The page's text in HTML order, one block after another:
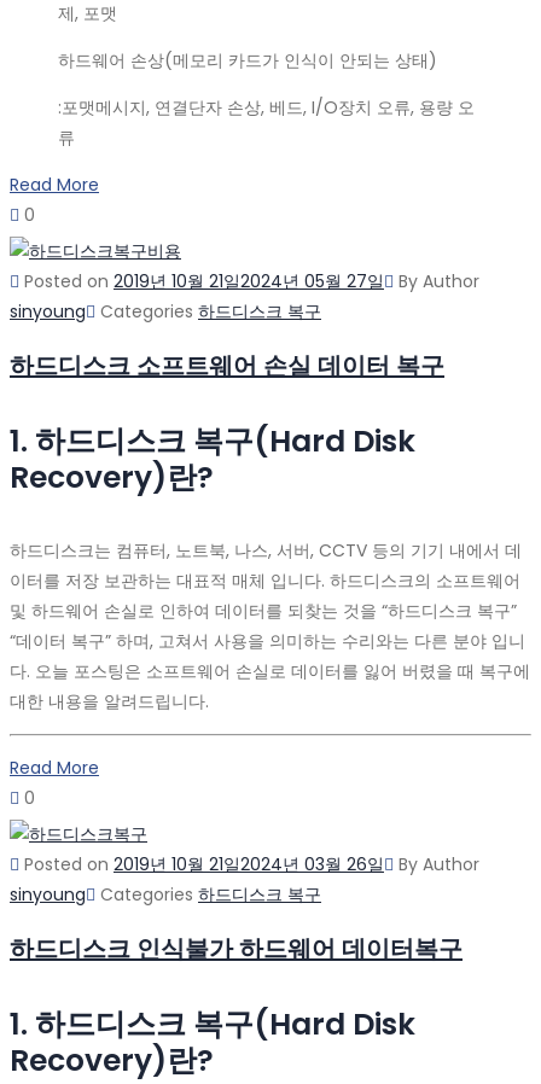
제, 포맷
하드웨어 손상(메모리 카드가 인식이 안되는 상태)
:포맷메시지, 연결단자 손상, 베드, I/O장치 오류, 용량 오
류
Read More
0
Posted on 2019년 10월 21일2024년 05월 27일 By Author
sinyoung
Categories 하드디스크 복구
하드디스크 소프트웨어 손실 데이터 복구
1. 하드디스크 복구(Hard Disk
Recovery)란?
하드디스크는 컴퓨터, 노트북, 나스, 서버, CCTV 등의 기기 내에서 데
이터를 저장 보관하는 대표적 매체 입니다. 하드디스크의 소프트웨어
및 하드웨어 손실로 인하여 데이터를 되찾는 것을 “하드디스크 복구”
“데이터 복구” 하며, 고쳐서 사용을 의미하는 수리와는 다른 분야 입니
다. 오늘 포스팅은 소프트웨어 손실로 데이터를 잃어 버렸을 때 복구에
대한 내용을 알려드립니다.
Read More
0
Posted on 2019년 10월 21일2024년 03월 26일 By Author
sinyoung
Categories 하드디스크 복구
하드디스크 인식불가 하드웨어 데이터복구
1. 하드디스크 복구(Hard Disk
Recovery)란?